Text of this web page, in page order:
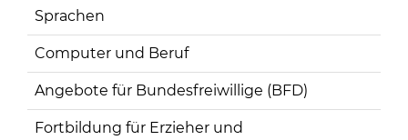
Sprachen
Computer und Beruf
Angebote für Bundesfreiwillige (BFD)
Fortbildung für Erzieher und